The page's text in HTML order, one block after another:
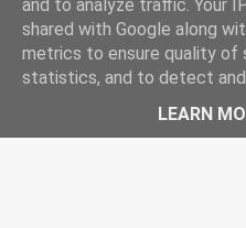
Con la
and to analyze traffic. Your
shared with Google along
metrics to ensure quality of
statistics, and to detect and
LEARN